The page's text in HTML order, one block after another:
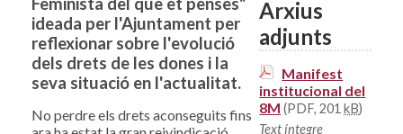
ideada per l'Ajuntament per
reflexionar sobre l'evolució
dels drets de les dones i la
seva situació en l'actualitat.
No perdre els drets aconseguits fins
Arxius
adjunts
Manifest
institucional del
8M (PDF, 201kB)
Text íntegre